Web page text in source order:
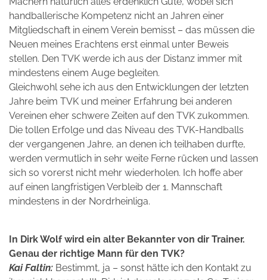
handballerische Kompetenz nicht an Jahren einer
Mitgliedschaft in einem Verein bemisst – das müssen die
Neuen meines Erachtens erst einmal unter Beweis
stellen. Den TVK werde ich aus der Distanz immer mit
mindestens einem Auge begleiten.
Gleichwohl sehe ich aus den Entwicklungen der letzten
Jahre beim TVK und meiner Erfahrung bei anderen
Vereinen eher schwere Zeiten auf den TVK zukommen.
Die tollen Erfolge und das Niveau des TVK-Handballs
der vergangenen Jahre, an denen ich teilhaben durfte,
werden vermutlich in sehr weite Ferne rücken und lassen
sich so vorerst nicht mehr wiederholen. Ich hoffe aber
auf einen langfristigen Verbleib der 1. Mannschaft
mindestens in der Nordrheinliga.
In Dirk Wolf wird ein alter Bekannter von dir Trainer.
Genau der richtige Mann für den TVK?
Kai Faltin: Bestimmt, ja – sonst hätte ich den Kontakt zu